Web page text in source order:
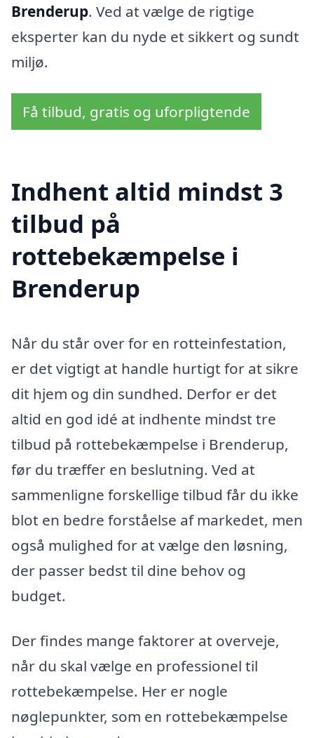
Brenderup. Ved at vælge de rigtige
eksperter kan du nyde et sikkert og sundt
miljø.
Få tilbud, gratis og uforpligtende
Indhent altid mindst 3
tilbud på
rottebekæmpelse i
Brenderup
Når du står over for en rotteinfestation,
er det vigtigt at handle hurtigt for at sikre
dit hjem og din sundhed. Derfor er det
altid en god idé at indhente mindst tre
tilbud på rottebekæmpelse i Brenderup,
før du træffer en beslutning. Ved at
sammenligne forskellige tilbud får du ikke
blot en bedre forståelse af markedet, men
også mulighed for at vælge den løsning,
der passer bedst til dine behov og
budget.
Der findes mange faktorer at overveje,
når du skal vælge en professionel til
rottebekæmpelse. Her er nogle
nøglepunkter, som en rottebekæmpelse